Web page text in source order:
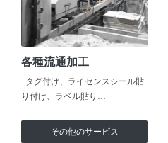
各種流通加工
タグ付け、ライセンスシール貼
り付け、ラベル貼り…
その他のサービス